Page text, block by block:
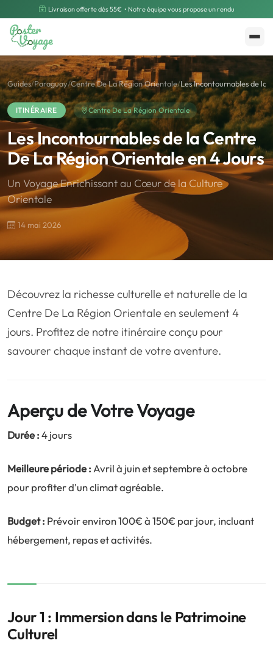
Livraison offerte dès 55€ • Notre équipe vous propose un rendu
Créer mon souvenir Polarsteps
🌍Road Trip et Pays 🌆Les villes
🏃‍♂️ Marathon / Trail Mariage
🚢Croisière 🎢Parc d'attraction
Guides/Paraguay/Centre De La Région Orientale/Les Incontournables de la
ITINÉRAIRE Centre De La Région Orientale
Les Incontournables de la Centre
De La Région Orientale en 4 Jours
Un Voyage Enrichissant au Cœur de la Culture
Orientale
14 mai 2026
Découvrez la richesse culturelle et naturelle de la
Centre De La Région Orientale en seulement 4
jours. Profitez de notre itinéraire conçu pour
savourer chaque instant de votre aventure.
Aperçu de Votre Voyage
Durée :4 jours
Meilleure période : Avril à juin et septembre à octobre
pour profiter d'un climat agréable.
Budget : Prévoir environ 100€ à 150€ par jour, incluant
hébergement, repas et activités.
Jour 1 : Immersion dans le Patrimoine
Culturel